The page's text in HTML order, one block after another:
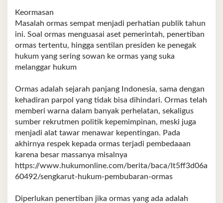
Keormasan
Masalah ormas sempat menjadi perhatian publik tahun
ini. Soal ormas menguasai aset pemerintah, penertiban
ormas tertentu, hingga sentilan presiden ke penegak
hukum yang sering sowan ke ormas yang suka
melanggar hukum
Ormas adalah sejarah panjang Indonesia, sama dengan
kehadiran parpol yang tidak bisa dihindari. Ormas telah
memberi warna dalam banyak perhelatan, sekaligus
sumber rekrutmen politik kepemimpinan, meski juga
menjadi alat tawar menawar kepentingan. Pada
akhirnya respek kepada ormas terjadi pembedaaan
karena besar massanya misalnya
https://www.hukumonline.com/berita/baca/lt5ff3d06a
60492/sengkarut-hukum-pembubaran-ormas
Diperlukan penertiban jika ormas yang ada adalah